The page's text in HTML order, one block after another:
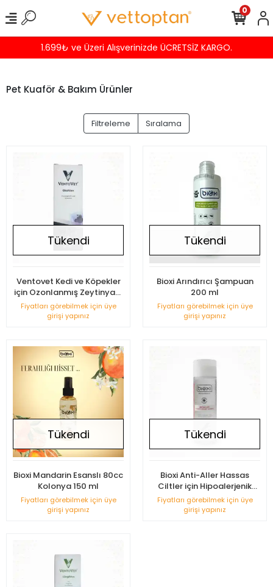
1.699₺ ve Üzeri Alışverinizde ÜCRETSİZ KARGO.
0
Pet Kuaför & Bakım Ürünler
Filtreleme Sıralama
Tükendi
Ventovet Kedi ve Köpekler
için Ozonlanmış Zeytinyapı
E Vitamini 50ml
Fiyatları görebilmek için üye
girişi yapınız
Tükendi
Bioxi Arındırıcı Şampuan
200 ml
Fiyatları görebilmek için üye
girişi yapınız
Tükendi
Bioxi Mandarin Esanslı 80cc
Kolonya 150 ml
Fiyatları görebilmek için üye
girişi yapınız
Tükendi
Bioxi Anti-Aller Hassas
Ciltler için Hipoalerjenik
Şampuan 200 ml
Fiyatları görebilmek için üye
girişi yapınız